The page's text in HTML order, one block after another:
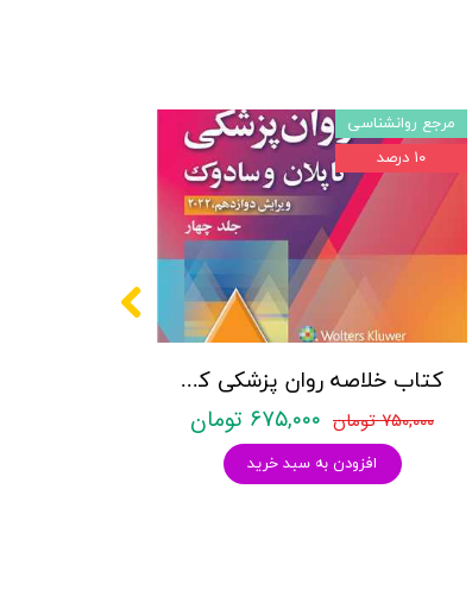
کتاب خلاصه روان پزشکی کاپلان و سادوک ویراست دوازدهم 2022 - جلد4- بنجامین جیمز سادوک ، ویرجینیا آلکوت سادوک ، پدرو روئیز - نشر ارجمند
۷۵۰,۰۰۰ تومان ۶۷۵,۰۰۰ تومان
افزودن به سبد خرید
مرجع روانشناسی
۱۰ درصد